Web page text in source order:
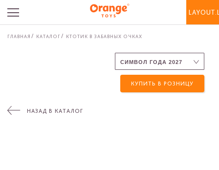
ГЛАВНАЯ КАТАЛОГ КТОТИК В ЗАБАВНЫХ ОЧКАХ
КУПИТЬ В РОЗНИЦУ
НАЗАД В КАТАЛОГ